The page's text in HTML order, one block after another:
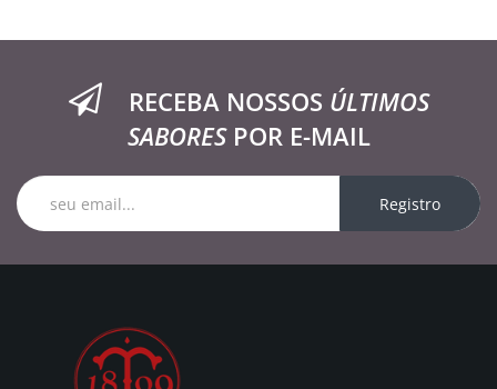
RECEBA NOSSOS ÚLTIMOS
SABORESPOR E-MAIL
Registro